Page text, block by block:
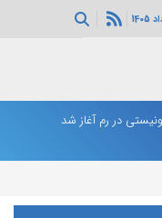
در رم آغاز شد